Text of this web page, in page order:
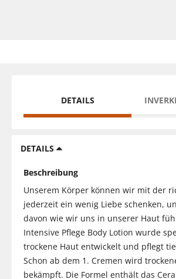
DETAILS
DETAILS
Beschreibung
Unserem Körper können wir mit der
jederzeit ein wenig Liebe schenken,
davon wie wir uns in unserer Haut
Intensive Pflege Body Lotion wurde
trockene Haut entwickelt und pflegt
Schon ab dem 1. Cremen wird
bekämpft. Die Formel enthält das